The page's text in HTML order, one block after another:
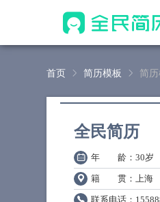
首页 简历模板 简
全民简历
年 龄 ：30岁
籍 贯 ：上海
联系电话 ：